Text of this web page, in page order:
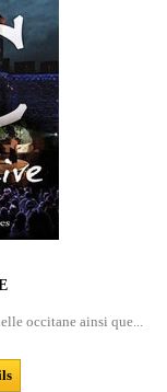
occitane ainsi que...